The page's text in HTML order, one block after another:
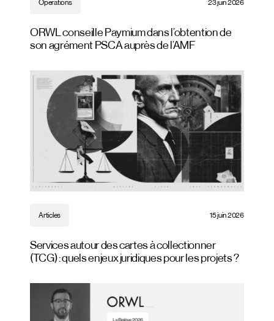
Opérations 23 juin 2026
ORWL conseille Paymium dans l’obtention de
son agrément PSCA auprès de l’AMF
Articles 15 juin 2026
Services autour des cartes à collectionner
(TCG) : quels enjeux juridiques pour les projets ?